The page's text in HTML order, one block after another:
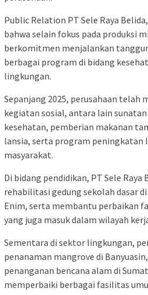
Public Relation PT Sele Raya
bahwa selain fokus pada produksi
berkomitmen menjalankan
berbagai program di bidang
lingkungan.
Sepanjang 2025, perusahaan telah
kegiatan sosial, antara lain
kesehatan, pemberian makanan
lansia, serta program peningkatan
masyarakat.
Di bidang pendidikan, PT Sele Raya
rehabilitasi gedung sekolah dasar
Enim, serta membantu perbaikan
yang juga masuk dalam wilayah
Sementara di sektor lingkungan,
penanaman mangrove di
penanganan bencana alam di
memperbaiki berbagai fasilitas